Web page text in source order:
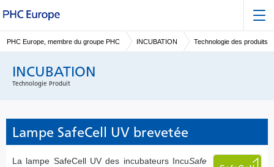
PHC Europe, membre du groupe PHC INCUBATION Technologie des produits
INCUBATION
Technologie Produit
Lampe SafeCell UV brevetée
La lampe SafeCell UV des incubateurs IncuSafe